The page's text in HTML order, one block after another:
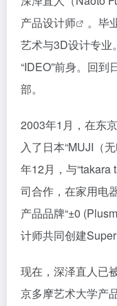
产品设计师
。毕
艺术与3D设计专业
“IDEO”前身。回到
部。
2003年1月，在东
入了日本“MUJI（
年12月，与“takara
司合作，在家用电
产品品牌“±0
计师共同创建Super
现在，深泽直人已
京多摩艺术大学产